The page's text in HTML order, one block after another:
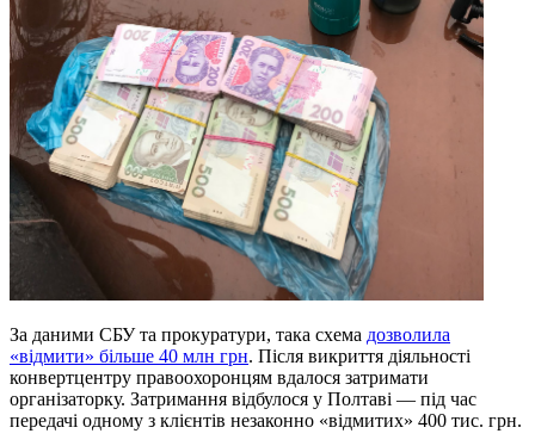
За даними СБУ та прокуратури, така схема дозволила
«відмити» більше 40 млн грн. Після викриття діяльності
конвертцентру правоохоронцям вдалося затримати
організаторку. Затримання відбулося у Полтаві — під час
передачі одному з клієнтів незаконно «відмитих» 400 тис. грн.